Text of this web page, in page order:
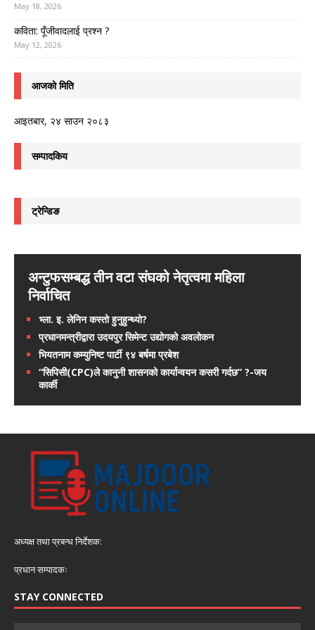
May 18, 2026
कविता: पूँजीवादलाई प्रश्न ?
May 12, 2026
आजको मिति
आइतबार, २४ साउन २०८३
सम्पादकिय
ट्रेन्डिङ
अन्टुफसम्बद्ध तीन वटा संघको नेतृत्वमा महिला
निर्वाचित
भ्ला. इ. लेनिन कस्तो हुनुहुन्थ्यो?
प्रधानमन्त्रीद्वारा उदयपुर सिमेन्ट उद्योगको अवलोकन
भियतनाम कम्युनिष्ट पार्टी ९४ बर्षमा प्रबेश
“सिपिसी(CPC)ले कानुनी शासनको कार्यान्वयन कसरी गर्दछ” ?-जय
कार्की
अध्यक्ष तथा प्रबन्ध निर्देशक:
प्रधान सम्पादकः
STAY CONNECTED